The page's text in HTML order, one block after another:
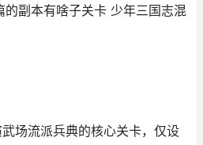
的副本有啥子关卡 少年三国志混
场流派兵典的核心关卡，仅设